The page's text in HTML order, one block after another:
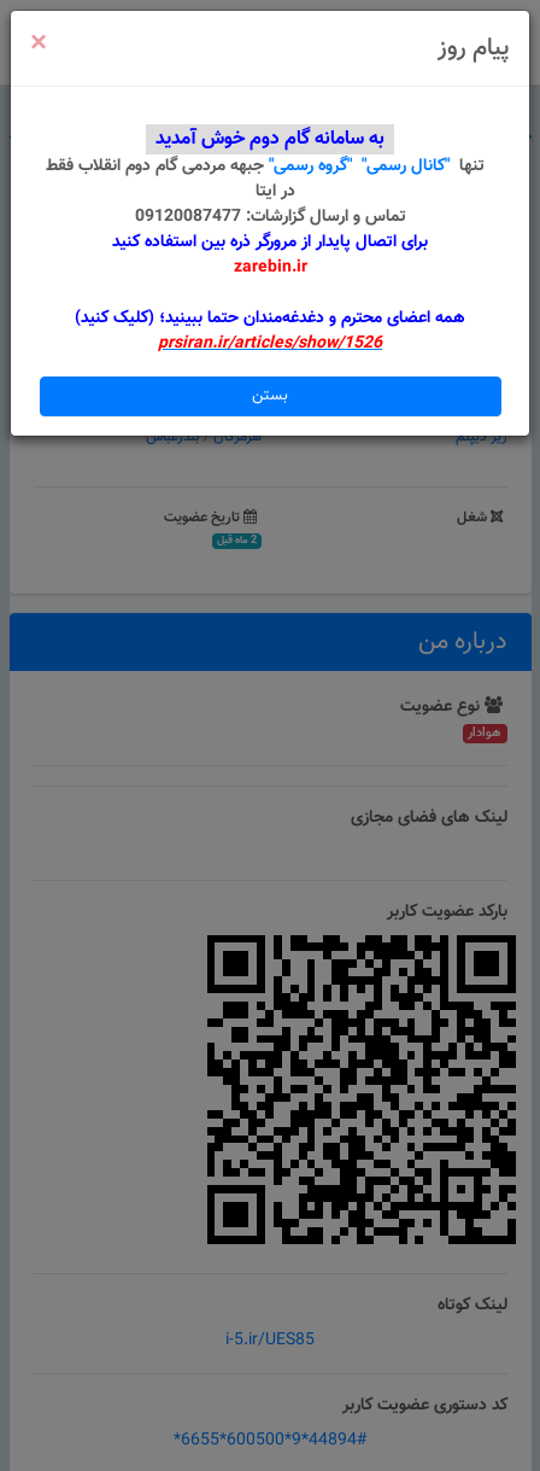
محمود زینلی تختی
تحصیلات
زیر دیپلم
موقعیت
هرمزگان/بندرعباس
شغل تاریخ عضویت
2 ماه قبل
درباره من
نوع عضویت
هوادار
لینک های فضای مجازی
بارکد عضویت کاربر
لینک کوتاه
i-5.ir/UES85
کد دستوری عضویت کاربر
*6655*600500*9*44894#
پیام روز ×
به سامانه گام دوم خوش آمدید
تنها "کانال رسمی" "گروه رسمی"جبهه مردمی گام دوم انقلابفقط
در ایتا
تماس و ارسال گزارشات: 09120087477
برای اتصال پایدار از مرورگر ذره بین استفاده کنید
zarebin.ir
همه اعضای محترم و دغدغه‌مندان حتما ببینید؛ (کلیک کنید)
prsiran.ir/articles/show/1526
بستن